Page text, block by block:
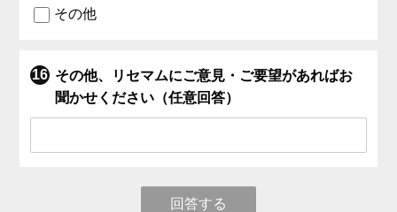
その他
その他、リセマムにご意見・ご要望があればお
聞かせください（任意回答）
回答する